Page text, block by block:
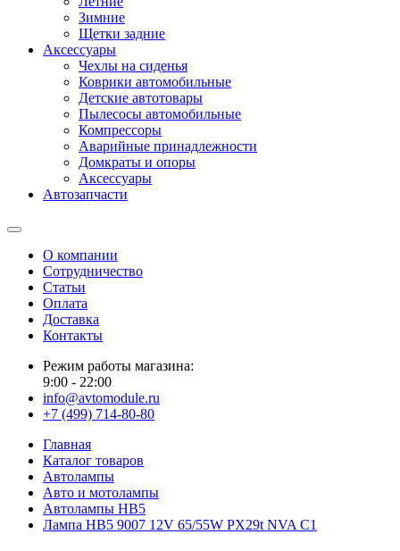
Зимние
Щетки задние
Аксессуары
Чехлы на сиденья
Коврики автомобильные
Детские автотовары
Пылесосы автомобильные
Компрессоры
Аварийные принадлежности
Домкраты и опоры
Аксессуары
Автозапчасти
О компании
Сотрудничество
Статьи
Оплата
Доставка
Контакты
Режим работы магазина:
9:00 - 22:00
info@avtomodule.ru
+7 (499) 714-80-80
Главная
Каталог товаров
Автолампы
Авто и мотолампы
Автолампы HB5
Лампа HB5 9007 12V 65/55W PX29t NVA C1